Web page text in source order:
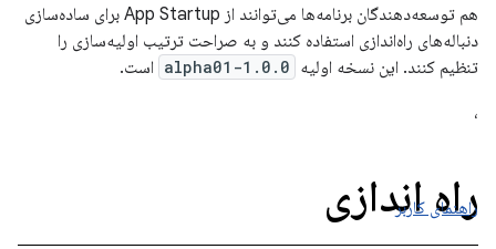
هم توسعه‌دهندگان برنامه‌ها می‌توانند از App Startup برای ساده‌سازی
دنباله‌های راه‌اندازی استفاده کنند و به صراحت ترتیب اولیه‌سازی را
تنظیم کنند. این نسخه اولیه 1.0.0-alpha01
است.
،
راه اندازی
راهنمای کاربر